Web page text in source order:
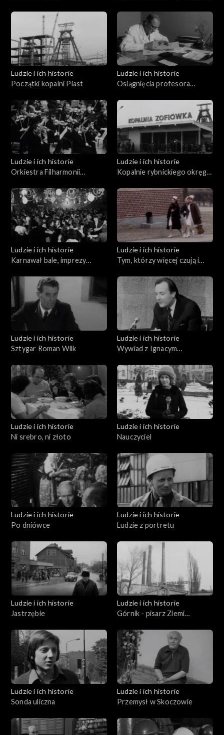
Ludzie i ich historie
Początki kopalni Piast
Ludzie i ich historie
Osiągnięcia profesora
Ludzie i ich historie
Orkiestra Filharmonii
Ludzie i ich historie
Kopalnie rybnickiego okręgu
Ludzie i ich historie
Karnawał bale, imprezy
Ludzie i ich historie
Tym, którzy więcej czują i
Ludzie i ich historie
Sztygar Roman Wilk
Ludzie i ich historie
Wywiad z Ignacym
Ludzie i ich historie
Ni srebro, ni złoto
Ludzie i ich historie
Nauczyciel
Ludzie i ich historie
Po dniówce
Ludzie i ich historie
Ludzie z portretu
Ludzie i ich historie
Jastrzębie
Ludzie i ich historie
Górnik - pisarz Ziemi
Ludzie i ich historie
Sonda uliczna
Ludzie i ich historie
Przemysł w Skoczowie